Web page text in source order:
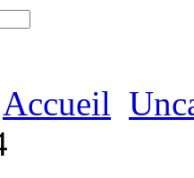
Accueil